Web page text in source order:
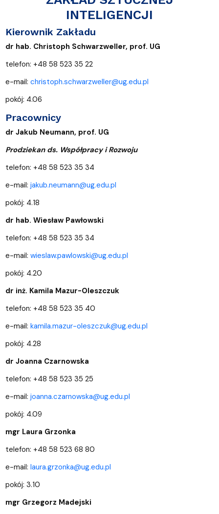
INTELIGENCJI
Kierownik Zakładu
dr hab. Christoph Schwarzweller, prof. UG
telefon: +48 58 523 35 22
e-mail: christoph.schwarzweller@ug.edu.pl
pokój: 4.06
Pracownicy
dr Jakub Neumann, prof. UG
Prodziekan ds. Współpracy i Rozwoju
telefon: +48 58 523 35 34
e-mail: jakub.neumann@ug.edu.pl
pokój: 4.18
dr hab. Wiesław Pawłowski
telefon: +48 58 523 35 34
e-mail: wieslaw.pawlowski@ug.edu.pl
pokój: 4.20
dr inż. Kamila Mazur-Oleszczuk
telefon: +48 58 523 35 40
e-mail: kamila.mazur-oleszczuk@ug.edu.pl
pokój: 4.28
dr Joanna Czarnowska
telefon: +48 58 523 35 25
e-mail: joanna.czarnowska@ug.edu.pl
pokój: 4.09
mgr Laura Grzonka
telefon: +48 58 523 68 80
e-mail: laura.grzonka@ug.edu.pl
pokój: 3.10
mgr Grzegorz Madejski